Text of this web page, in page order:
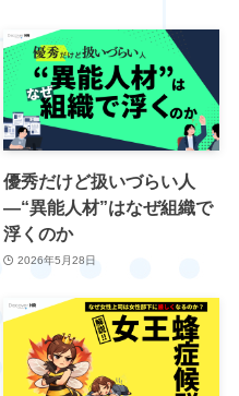
優秀だけど扱いづらい人
―“異能人材”はなぜ組織で
浮くのか
2026年5月28日